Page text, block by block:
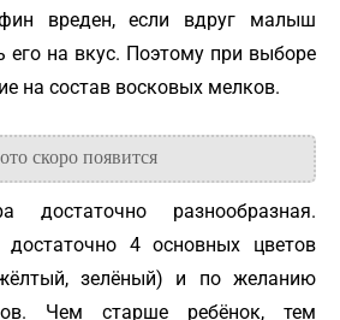
вреден, если вдруг малыш
его на вкус. Поэтому при выборе
на состав восковых мелков.
достаточно разнообразная.
4 основных цветов
зелёный) и по желанию
Чем старше ребёнок, тем